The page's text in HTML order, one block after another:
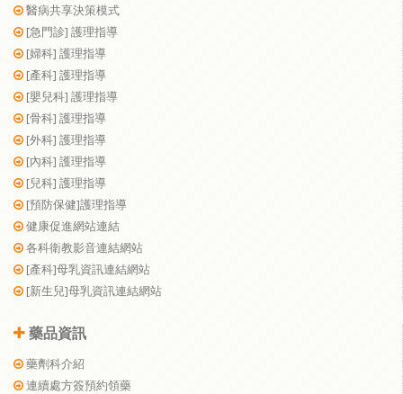
醫病共享決策模式
[急門診] 護理指導
[婦科] 護理指導
[產科] 護理指導
[嬰兒科] 護理指導
[骨科] 護理指導
[外科] 護理指導
[內科] 護理指導
[兒科] 護理指導
[預防保健]護理指導
健康促進網站連結
各科衛教影音連結網站
[產科]母乳資訊連結網站
[新生兒]母乳資訊連結網站
藥品資訊
藥劑科介紹
連續處方簽預約領藥